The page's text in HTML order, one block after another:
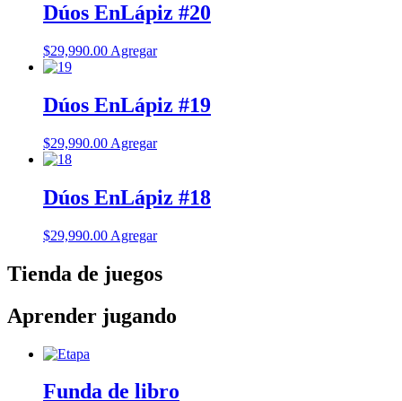
Dúos EnLápiz #20
$29,990.00 Agregar
Dúos EnLápiz #19
$29,990.00 Agregar
Dúos EnLápiz #18
$29,990.00 Agregar
Tienda de juegos
Aprender jugando
Funda de libro